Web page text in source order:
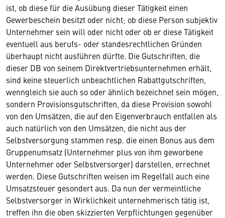
ist, ob diese für die Ausübung dieser Tätigkeit einen
Gewerbeschein besitzt oder nicht; ob diese Person subjektiv
Unternehmer sein will oder nicht oder ob er diese Tätigkeit
eventuell aus berufs- oder standesrechtlichen Gründen
überhaupt nicht ausführen dürfte. Die Gutschriften, die
dieser DB von seinem Direktvertriebsunternehmen erhält,
sind keine steuerlich unbeachtlichen Rabattgutschriften,
wenngleich sie auch so oder ähnlich bezeichnet sein mögen,
sondern Provisionsgutschriften, da diese Provision sowohl
von den Umsätzen, die auf den Eigenverbrauch entfallen als
auch natürlich von den Umsätzen, die nicht aus der
Selbstversorgung stammen resp. die einen Bonus aus dem
Gruppenumsatz (Unternehmer plus von ihm geworbene
Unternehmer oder Selbstversorger) darstellen, errechnet
werden. Diese Gutschriften weisen im Regelfall auch eine
Umsatzsteuer gesondert aus. Da nun der vermeintliche
Selbstversorger in Wirklichkeit unternehmerisch tätig ist,
treffen ihn die oben skizzierten Verpflichtungen gegenüber